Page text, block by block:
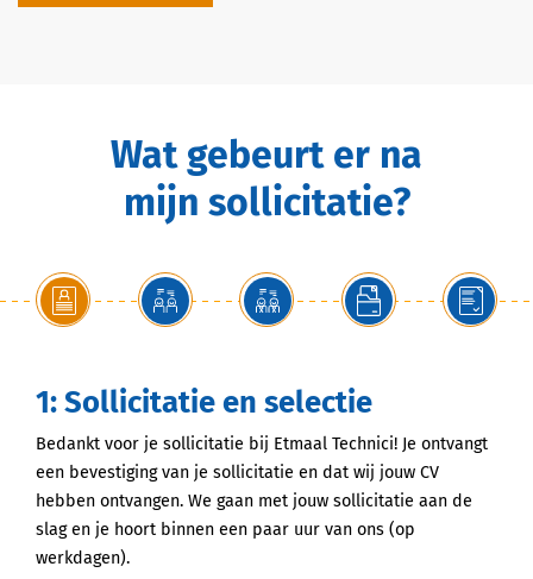
Wat gebeurt er na
mijn sollicitatie?
1: Sollicitatie en selectie
Bedankt voor je sollicitatie bij Etmaal Technici! Je ontvangt
een bevestiging van je sollicitatie en dat wij jouw CV
hebben ontvangen. We gaan met jouw sollicitatie aan de
slag en je hoort binnen een paar uur van ons (op
werkdagen).